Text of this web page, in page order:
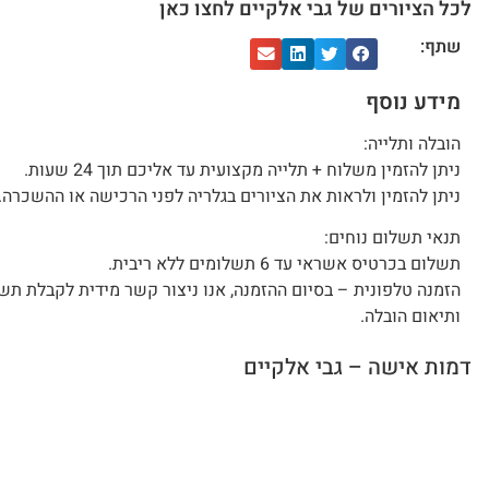
לכל הציורים של גבי אלקיים לחצו כאן
שתף:
מידע נוסף
הובלה ותלייה:
ניתן להזמין משלוח + תלייה מקצועית עד אליכם תוך 24 שעות.
ניתן להזמין ולראות את הציורים בגלריה לפני הרכישה או
תנאי תשלום נוחים:
תשלום בכרטיס אשראי עד 6 תשלומים ללא ריבית.
הזמנה טלפונית – בסיום ההזמנה, אנו ניצור קשר מידית לקבלת
ותיאום הובלה.
דמות אישה – גבי אלקיים